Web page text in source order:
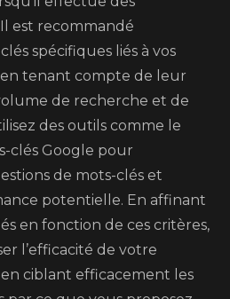
est recommandé
spécifiques liés à vos
tenant compte de leur
de recherche et de
des outils comme le
clés Google pour
de mots-clés et
potentielle. En affinant
en fonction de ces critères,
l’efficacité de votre
ciblant efficacement les